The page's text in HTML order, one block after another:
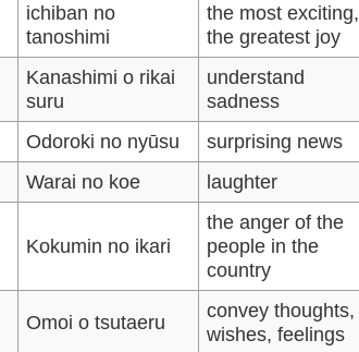
ichiban no
tanoshimi
the most exciting,
the greatest joy
Kanashimi o rikai
suru
understand
sadness
Odoroki no nyūsu
surprising news
Warai no koe laughter
Kokumin no ikari
the anger of the
people in the
country
Omoi o tsutaeru
convey thoughts,
wishes, feelings